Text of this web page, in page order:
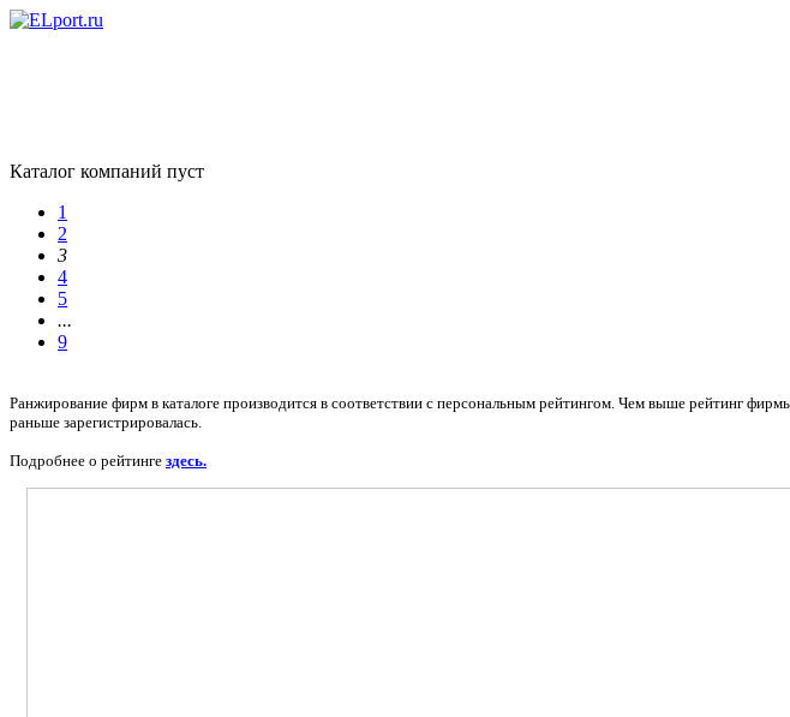
Каталог компаний пуст
1
2
3
4
5
...
9
Ранжирование фирм в каталоге производится в соответствии с персональным рейтингом. Чем выше рейтинг
раньше зарегистрировалась.
Подробнее о рейтинге здесь.